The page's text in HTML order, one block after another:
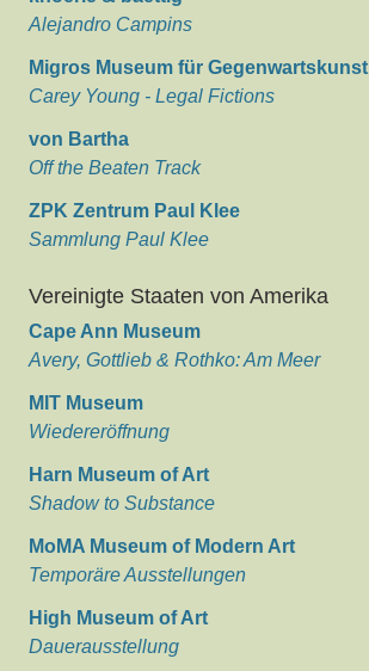
Alejandro Campins
Migros Museum für Gegenwartskunst
Carey Young - Legal Fictions
von Bartha
Off the Beaten Track
ZPK Zentrum Paul Klee
Sammlung Paul Klee
Vereinigte Staaten von Amerika
Cape Ann Museum
Avery, Gottlieb & Rothko: Am Meer
MIT Museum
Wiedereröffnung
Harn Museum of Art
Shadow to Substance
MoMA Museum of Modern Art
Temporäre Ausstellungen
High Museum of Art
Dauerausstellung